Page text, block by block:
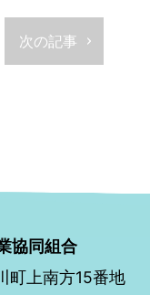
次の記事
協同組合
町上南方15番地